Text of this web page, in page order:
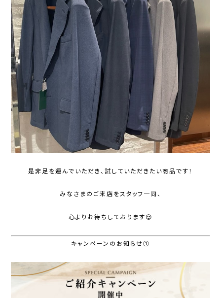
是非足を運んでいただき、試していただきたい商品です！
みなさまのご来店をスタッフ一同、
心よりお待ちしております😌
キャンペーンのお知らせ①